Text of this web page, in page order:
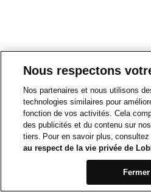
Nous respectons
Nos partenaires et nous utilisons
technologies similaires pour
fonction de vos activités. Cela
des publicités et du contenu sur
tiers. Pour en savoir plus,
au respect de la vie privée de
Fermer